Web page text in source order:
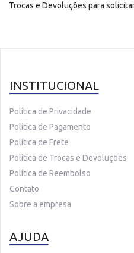
Trocas e Devoluções para
INSTITUCIONAL
Política de Privacidade
Política de Pagamento
Política de Frete
Política de Trocas e Devoluções
Política de Reembolso
Contato
Sobre a empresa
AJUDA